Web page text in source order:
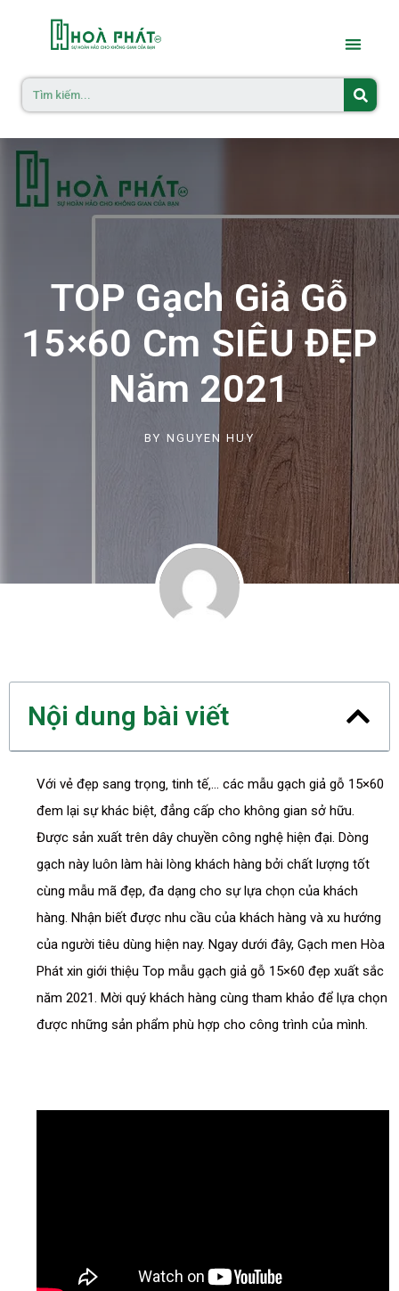
TOP Gạch Giả Gỗ
15×60 Cm SIÊU ĐẸP
Năm 2021
BY NGUYEN HUY
Nội dung bài viết
Với vẻ đẹp sang trọng‚ tinh tế‚… các mẫu gạch giả gỗ 15×60
đem lại sự khác biệt‚ đẳng cấp cho không gian sở hữu.
Được sản xuất trên dây chuyền công nghệ hiện đại. Dòng
gạch này luôn làm hài lòng khách hàng bởi chất lượng tốt
cùng mẫu mã đẹp, đa dạng cho sự lựa chọn của khách
hàng. Nhận biết được nhu cầu của khách hàng và xu hướng
của người tiêu dùng hiện nay. Ngay dưới đây, Gạch men Hòa
Phát xin giới thiệu Top mẫu gạch giả gỗ 15×60 đẹp xuất sắc
năm 2021. Mời quý khách hàng cùng tham khảo để lựa chọn
được những sản phẩm phù hợp cho công trình của mình.